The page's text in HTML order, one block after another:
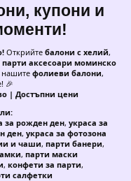
купони и
Открийте балони с хелий,
парти аксесоари моминско
нашитефолиеви балони,
🎉
| Достъпни цени
за рожден ден, украса за
ден, украса за фотозона
и чаши, парти банери,
, парти маски
, конфети за парти,
салфетки